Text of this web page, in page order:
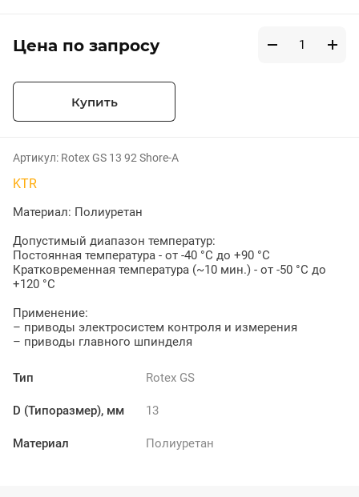
Цена по запросу
Купить
Артикул: Rotex GS 13 92 Shore-A
KTR
Материал: Полиуретан
Допустимый диапазон температур:
Постоянная температура - от -40 °C до +90 °C
Кратковременная температура (~10 мин.) - от -50 °C до
+120 °C
Применение:
– приводы электросистем контроля и измерения
– приводы главного шпинделя
Тип Rotex GS
D (Типоразмер), мм 13
Материал Полиуретан